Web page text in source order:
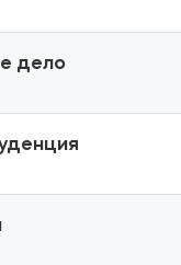
дело